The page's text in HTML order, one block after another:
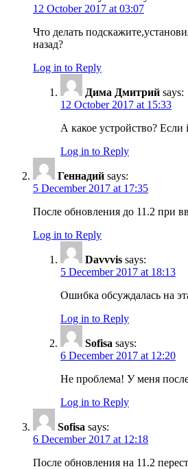
12 October 2017 at 03:07
Что делать
назад?
Log in to Reply
Дима Дмитрий says:
12 October 2017 at 15:33
А какое устройство? Если
Log in to Reply
Геннадий says:
5 December 2017 at 17:35
После обновления до 11.2 при
Log in to Reply
Davvvis says:
5 December 2017 at 18:13
Ошибка обсуждалась на
Log in to Reply
Sofisa says:
6 December 2017 at 12:20
Не проблема! У меня
Log in to Reply
Sofisa says:
6 December 2017 at 12:18
После обновления на 11.2